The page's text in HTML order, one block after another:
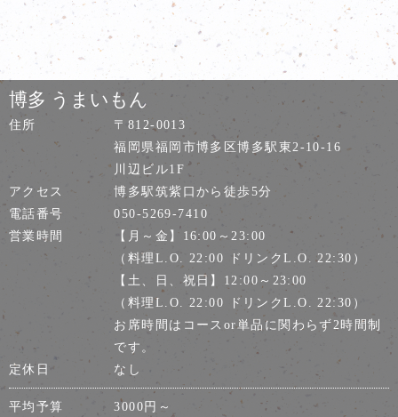
博多 うまいもん
住所
〒812-0013
福岡県福岡市博多区博多駅東2-10-16
川辺ビル1F
アクセス
博多駅筑紫口から徒歩5分
電話番号
050-5269-7410
営業時間
【月～金】16:00～23:00
（料理L.O. 22:00 ドリンクL.O. 22:30）
【土、日、祝日】12:00～23:00
（料理L.O. 22:00 ドリンクL.O. 22:30）
お席時間はコースor単品に関わらず2時間制
です。
定休日
なし
平均予算
3000円～